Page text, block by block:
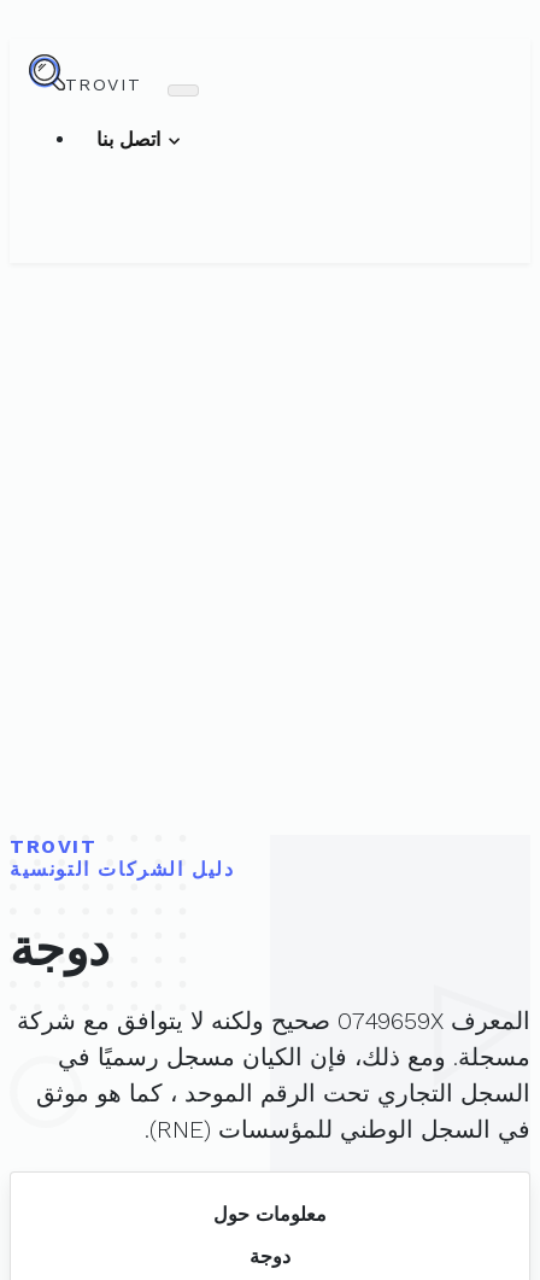
TROVIT
TROVIT
دليل الشركات التونسية
دوجة
المعرف 0749659X صحيح ولكنه لا يتوافق مع شركة
مسجلة. ومع ذلك، فإن الكيان مسجل رسميًا في
السجل التجاري تحت الرقم الموحد ، كما هو موثق
في السجل الوطني للمؤسسات (RNE).
معلومات حول
دوجة